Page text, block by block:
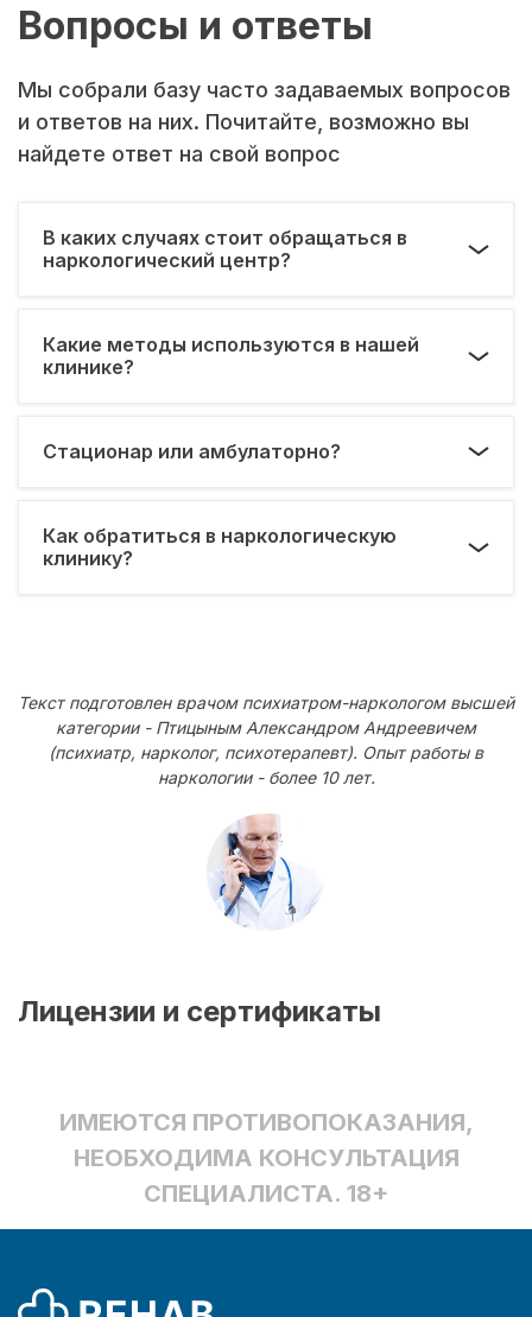
Вопросы и ответы
Мы собрали базу часто задаваемых вопросов
и ответов на них. Почитайте, возможно вы
найдете ответ на свой вопрос
В каких случаях стоит обращаться в
наркологический центр?
Какие методы используются в нашей
клинике?
Стационар или амбулаторно?
Как обратиться в наркологическую
клинику?
Текст подготовлен врачом психиатром-наркологом высшей
категории - Птицыным Александром Андреевичем
(психиатр, нарколог, психотерапевт). Опыт работы в
наркологии - более 10 лет.
Лицензии и сертификаты
ИМЕЮТСЯ ПРОТИВОПОКАЗАНИЯ,
НЕОБХОДИМА КОНСУЛЬТАЦИЯ
СПЕЦИАЛИСТА. 18+